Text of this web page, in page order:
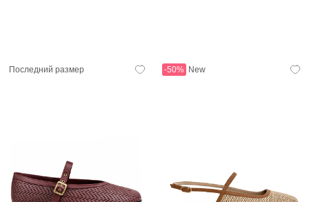
Последний размер -50% New